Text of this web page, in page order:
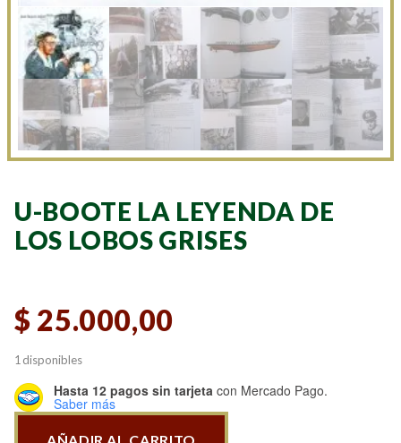
U-BOOTE LA LEYENDA DE
LOS LOBOS GRISES
$ 25.000,00
1 disponibles
Hasta 12 pagos sin tarjeta con Mercado Pago.
Saber más